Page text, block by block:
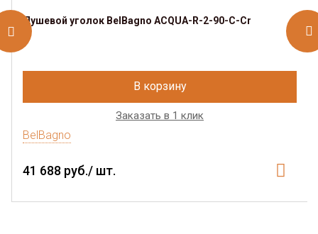
Душевой уголок BelBagno ACQUA-R-2-90-C-Cr
В корзину
Заказать в 1 клик
BelBagno
41 688 руб./ шт.